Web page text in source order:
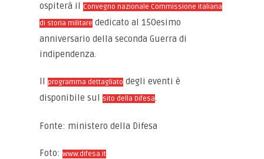
ospiterà ilConvegno nazionale Commissione italiana
di storia militare dedicato al 150esimo
anniversario della seconda Guerra di
indipendenza.
Ilprogramma dettagliato degli eventi è
disponibile sulsito della Difesa.
Fonte: ministero della Difesa
Foto:www.difesa.it